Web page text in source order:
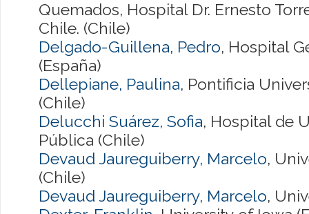
Quemados, Hospital Dr. Ernesto
Chile. (Chile)
Delgado-Guillena, Pedro, Hospital
(España)
Dellepiane, Paulina, Pontificia
(Chile)
Delucchi Suárez, Sofia, Hospital de
Pública (Chile)
Devaud Jaureguiberry, Marcelo,
(Chile)
Devaud Jaureguiberry, Marcelo,